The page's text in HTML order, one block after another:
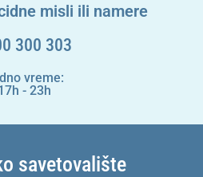
misli ili namere
300 303
vreme:
- 23h
savetovalište